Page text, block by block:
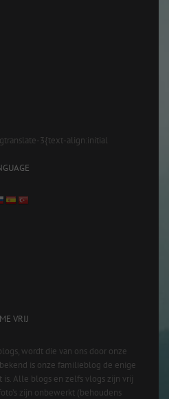
3{text-align:initial
VRIJ
wordt die van ons door onze
is onze familieblog de enige
Alle blogs en zelfs vlogs zijn vrij
zijn onbewerkt (behoudens